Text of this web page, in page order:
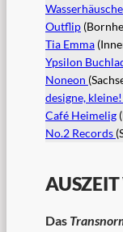
Outflip
Tia Emma
Ypsilon
Noneon
designe, kleine!
Café Heimelig
No.2 Records
Das